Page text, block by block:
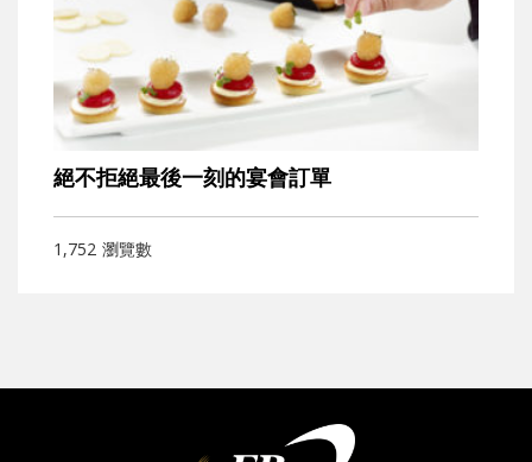
絕不拒絕最後一刻的宴會訂單
瀏覽數
1,752